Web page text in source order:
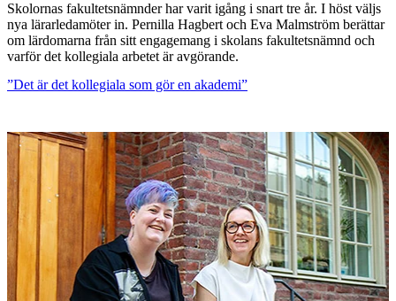
Skolornas fakultetsnämnder har varit igång i snart tre år. I höst väljs
nya lärarledamöter in. Pernilla Hagbert och Eva Malmström berättar
om lärdomarna från sitt engagemang i skolans fakultetsnämnd och
varför det kollegiala arbetet är avgörande.
”Det är det kollegiala som gör en akademi”